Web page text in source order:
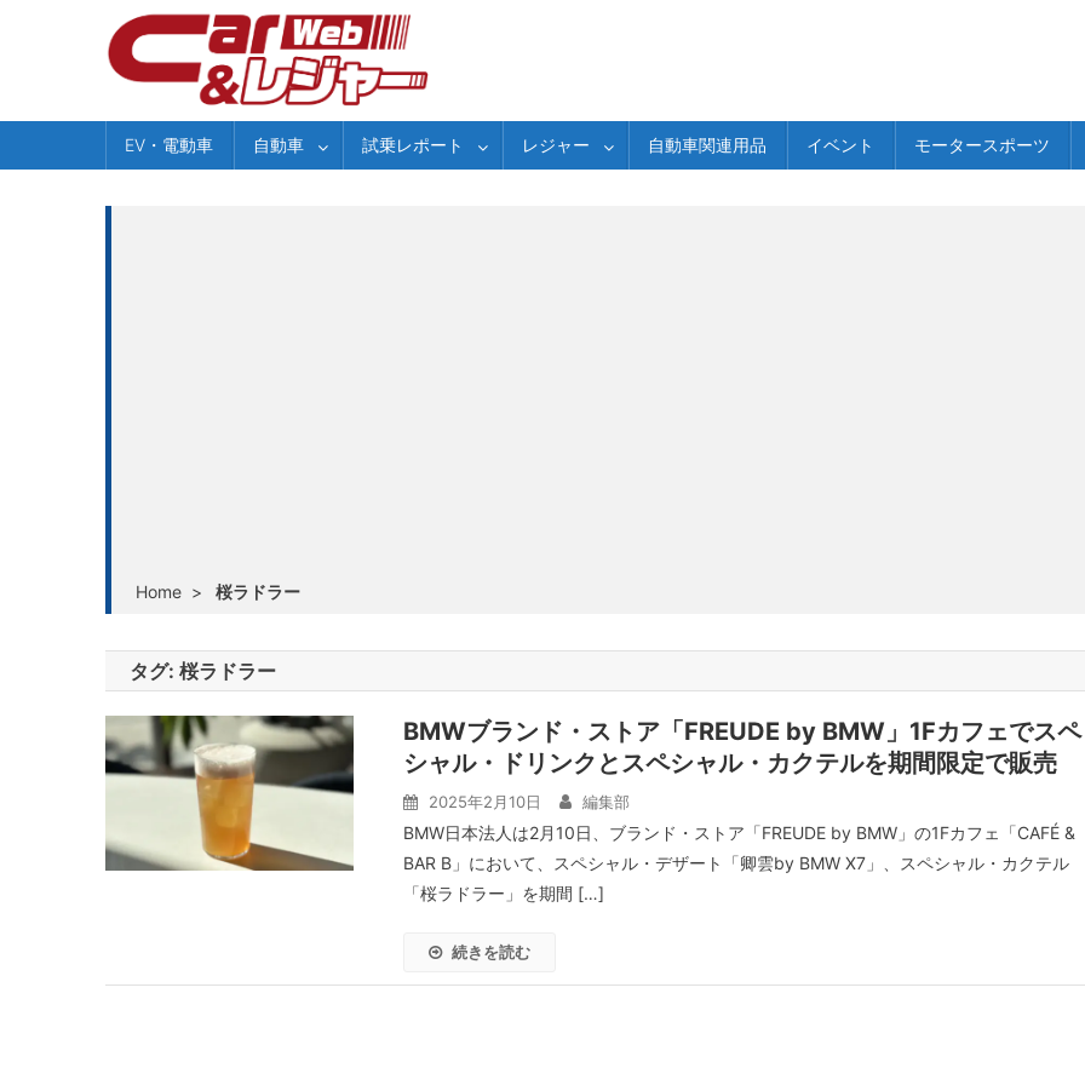
EV・電動車 自動車 試乗レポート レジャー 自動車関連用品 イベント モータースポーツ
Home > 桜ラドラー
タグ: 桜ラドラー
BMWブランド・ストア「FREUDE by BMW」1Fカフェでスペ
シャル・ドリンクとスペシャル・カクテルを期間限定で販売
2025年2月10日 編集部
BMW日本法人は2月10日、ブランド・ストア「FREUDE by BMW」の1Fカフェ「CAFÉ &
BAR B」において、スペシャル・デザート「卿雲by BMW X7」、スペシャル・カクテル
「桜ラドラー」を期間 […]
続きを読む